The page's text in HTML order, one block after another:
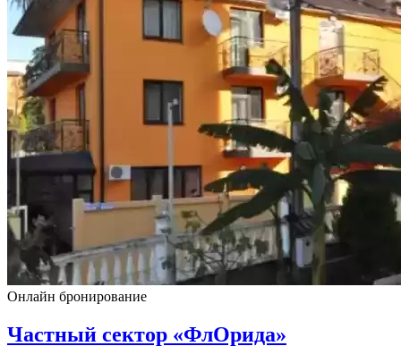
Онлайн бронирование
Частный сектор «ФлОрида»